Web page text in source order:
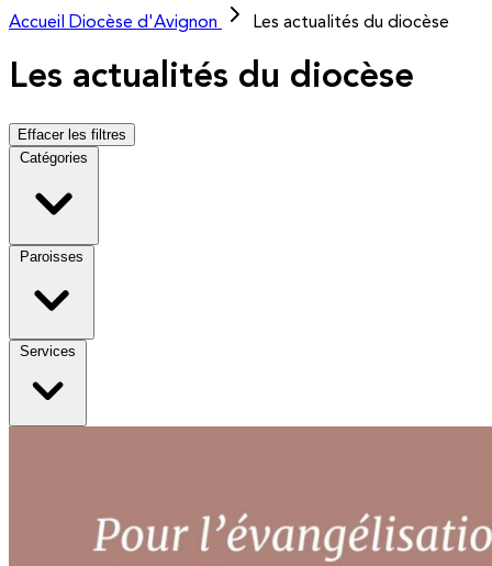
Accueil
Diocèse d'Avignon Les actualités du diocèse
Les actualités du diocèse
Effacer les filtres
Catégories
Paroisses
Services